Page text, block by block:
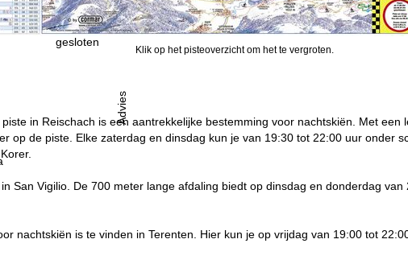
09:00-17:00
09:00-14:00
gesloten
Advies
Klik op het pisteoverzicht om het te vergroten.
in Reischach is een aantrekkelijke bestemming voor nachtskiën. Met
op de piste. Elke zaterdag en dinsdag kun je van 19:30 tot 22:00 uur onder
San Vigilio. De 700 meter lange afdaling biedt op dinsdag en donderdag
nachtskiën is te vinden in Terenten. Hier kun je op vrijdag van 19:00 tot